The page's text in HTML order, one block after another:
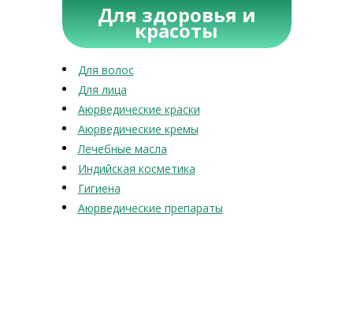
Для здоровья и
красоты
Для волос
Для лица
Аюрведические краски
Аюрведические кремы
Лечебные масла
Индийская косметика
Гигиена
Аюрведические препараты